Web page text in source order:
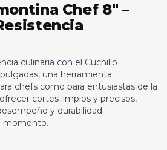
Chef 8" –
culinaria con el Cuchillo
una herramienta
chefs como para entusiastas de la
cortes limpios y precisos,
y durabilidad
momento.